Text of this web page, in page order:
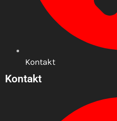
Kontakt
Kontakt